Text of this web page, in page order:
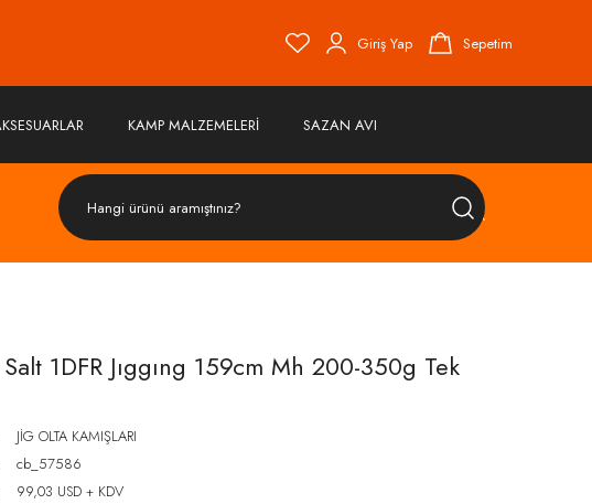
Giriş Yap Sepetim
KAMP MALZEMELERİ SAZAN AVI
ÜRÜN
1DFR Jıggıng 159cm Mh 200-350g Tek
JİG OLTA KAMIŞLARI
cb_57586
99,03 USD + KDV